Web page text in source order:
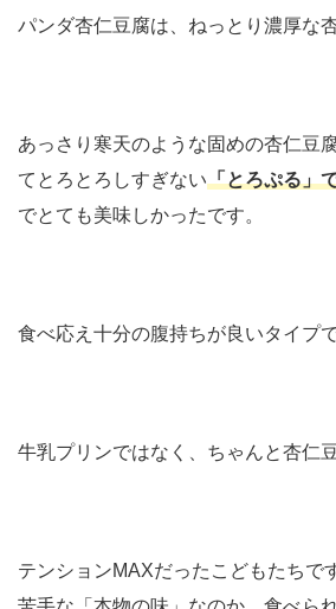
パンダ杏仁豆腐は、ねっとり濃厚な
あっさり寒天のような固めの杏仁豆
てとろとろしすぎない「とろぷる」
でとても美味しかったです。
食べ応え十分の腹持ちが良いタイプ
牛乳プリンではなく、ちゃんと杏仁
テンションMAXだったこどもたちで